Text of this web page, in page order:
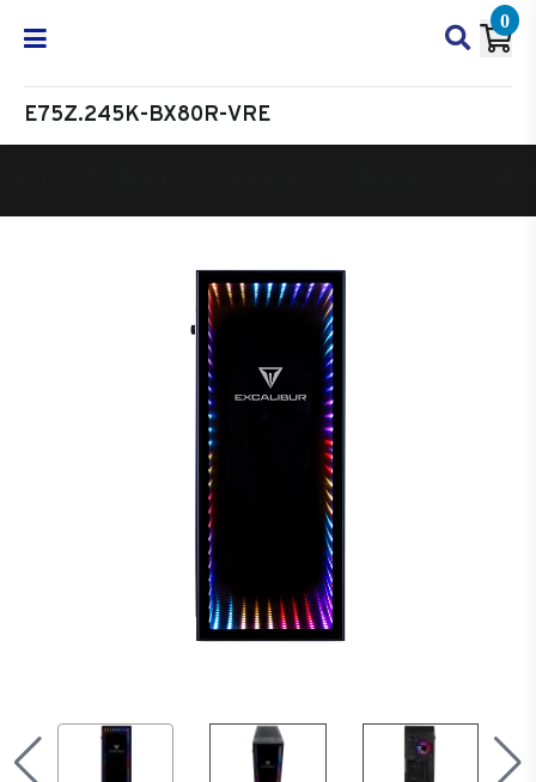
0
E75Z.245K-BX80R-VRE